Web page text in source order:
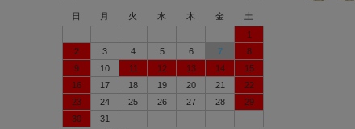
日 月 火 水 木 金
土
1
2
3 4 5 6 7
8
9
10 11 12 13 14
15
16
17 18 19 20 21
22
23
24 25 26 27 28
29
30
31